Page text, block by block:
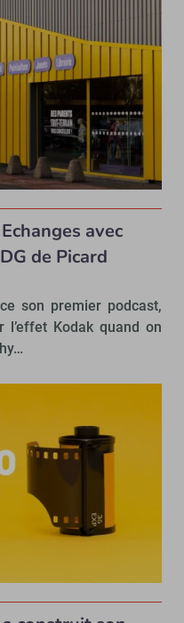
avec
de Picard
son premier podcast,
l’effet Kodak quand on